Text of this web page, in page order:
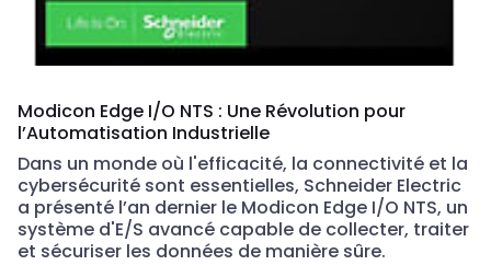
Modicon Edge I/O NTS : Une Révolution pour
l’Automatisation Industrielle
Dans un monde où l'efficacité, la connectivité et la
cybersécurité sont essentielles, Schneider Electric
a présenté l’an dernier le Modicon Edge I/O NTS, un
système d'E/S avancé capable de collecter, traiter
et sécuriser les données de manière sûre.